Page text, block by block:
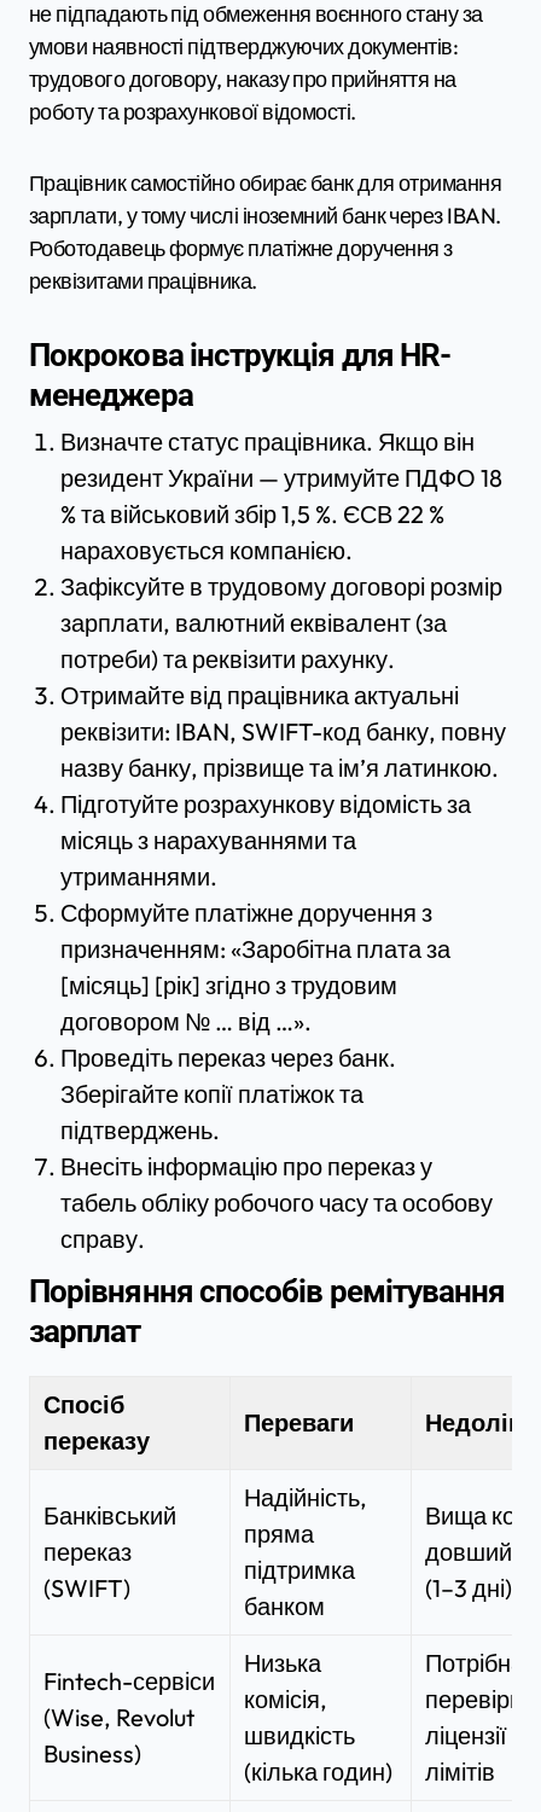
не підпадають під обмеження воєнного стану за
умови наявності підтверджуючих документів:
трудового договору, наказу про прийняття на
роботу та розрахункової відомості.
Працівник самостійно обирає банк для отримання
зарплати, у тому числі іноземний банк через IBAN.
Роботодавець формує платіжне доручення з
реквізитами працівника.
Покрокова інструкція для HR-
менеджера
Визначте статус працівника. Якщо він
резидент України — утримуйте ПДФО 18
% та військовий збір 1,5 %. ЄСВ 22 %
нараховується компанією.
Зафіксуйте в трудовому договорі розмір
зарплати, валютний еквівалент (за
потреби) та реквізити рахунку.
Отримайте від працівника актуальні
реквізити: IBAN, SWIFT-код банку, повну
назву банку, прізвище та ім’я латинкою.
Підготуйте розрахункову відомість за
місяць з нарахуваннями та
утриманнями.
Сформуйте платіжне доручення з
призначенням: «Заробітна плата за
[місяць] [рік] згідно з трудовим
договором № … від …».
Проведіть переказ через банк.
Зберігайте копії платіжок та
підтверджень.
Внесіть інформацію про переказ у
табель обліку робочого часу та особову
справу.
Порівняння способів ремітування
зарплат
Спосіб
переказу
Переваги Недоліки
Банківський
переказ
(SWIFT)
Надійність,
пряма
підтримка
банком
Вища
довший
(1–3 дні)
Fintech-сервіси
(Wise, Revolut
Business)
Низька
комісія,
швидкість
(кілька годин)
Потрібна
перевірка
ліцензії та
лімітів